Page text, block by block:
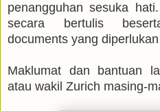
penangguhan sesuka
secara bertulis
documents yang
Maklumat dan bantuan
atau wakil Zurich masing-